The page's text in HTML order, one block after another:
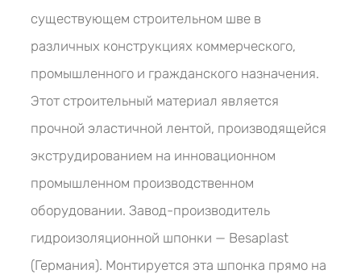
существующем строительном шве в
различных конструкциях коммерческого,
промышленного и гражданского назначения.
Этот строительный материал является
прочной эластичной лентой, производящейся
экструдированием на инновационном
промышленном производственном
оборудовании. Завод-производитель
гидроизоляционной шпонки — Besaplast
(Германия). Монтируется эта шпонка прямо на